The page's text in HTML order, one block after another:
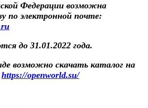
Федерации возможна
по электронной почте:
до 31.01.2022 года.
возможно скачать каталог на
https://openworld.su/